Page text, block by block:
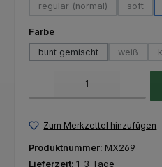
regular (normal)
(Diese Option ist
soft
(Diese
Farbeauswählen
bunt gemischt
weiß
(Diese
Zum Merkzettel hinzufügen
Produktnummer: MX269
Lieferzeit: 1-3 Tage